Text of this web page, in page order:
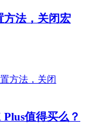
方法，关闭宏
值得买么？